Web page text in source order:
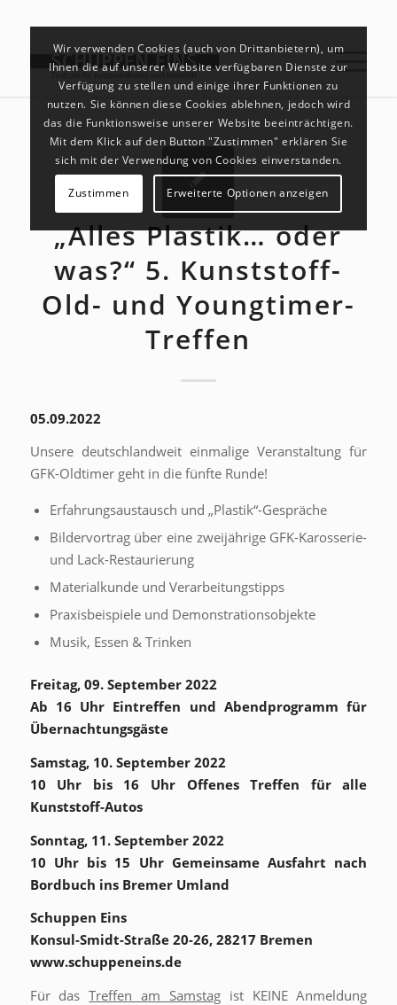
„Alles Plastik… oder
was?“ 5. Kunststoff-
Old- und Youngtimer-
Treffen
05.09.2022
Unsere deutschlandweit einmalige Veranstaltung für
GFK-Oldtimer geht in die fünfte Runde!
Erfahrungsaustausch und „Plastik“-Gespräche
Bildervortrag über eine zweijährige GFK-Karosserie-
und Lack-Restaurierung
Materialkunde und Verarbeitungstipps
Praxisbeispiele und Demonstrationsobjekte
Musik, Essen & Trinken
Freitag, 09. September 2022
Ab 16 Uhr Eintreffen und Abendprogramm für
Übernachtungsgäste
Samstag, 10. September 2022
10 Uhr bis 16 Uhr Offenes Treffen für alle
Kunststoff-Autos
Sonntag, 11. September 2022
10 Uhr bis 15 Uhr Gemeinsame Ausfahrt nach
Bordbuch ins Bremer Umland
Schuppen Eins
Konsul-Smidt-Straße 20-26, 28217 Bremen
www.schuppeneins.de
Für dasTreffen am Samstagist KEINE Anmeldung
Wir verwenden Cookies (auch von Drittanbietern), um
Ihnen die auf unserer Website verfügbaren Dienste zur
Verfügung zu stellen und einige ihrer Funktionen zu
nutzen. Sie können diese Cookies ablehnen, jedoch wird
das die Funktionsweise unserer Website beeinträchtigen.
Mit dem Klick auf den Button "Zustimmen" erklären Sie
sich mit der Verwendung von Cookies einverstanden.
Zustimmen Erweiterte Optionen anzeigen